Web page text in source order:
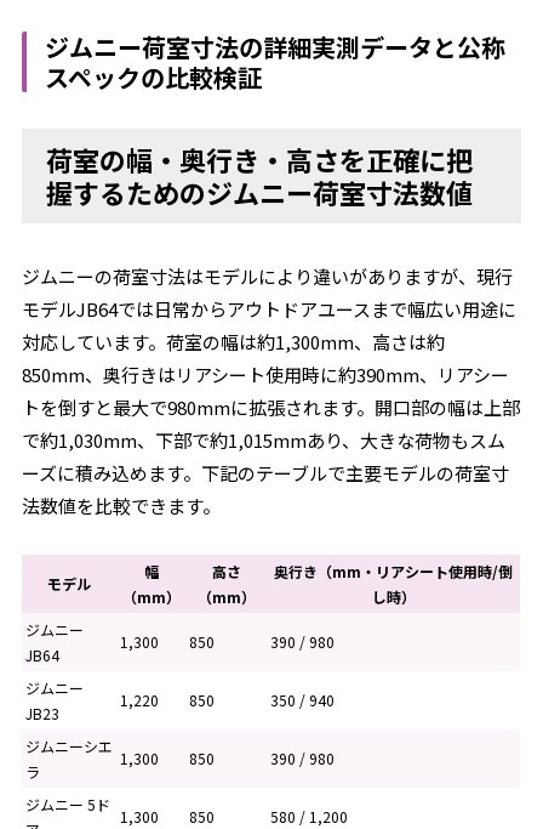
ジムニー荷室寸法の詳細実測データと公称
スペックの比較検証
荷室の幅・奥行き・高さを正確に把
握するためのジムニー荷室寸法数値
ジムニーの荷室寸法はモデルにより違いがありますが、現行
モデルJB64では日常からアウトドアユースまで幅広い用途に
対応しています。荷室の幅は約1,300mm、高さは約
850mm、奥行きはリアシート使用時に約390mm、リアシー
トを倒すと最大で980mmに拡張されます。開口部の幅は上部
で約1,030mm、下部で約1,015mmあり、大きな荷物もスム
ーズに積み込めます。下記のテーブルで主要モデルの荷室寸
法数値を比較できます。
モデル
幅
（mm）
高さ
（mm）
奥行き（mm・リアシート使用時/倒
し時）
ジムニー
JB64
1,300 850 390 / 980
ジムニー
JB23
1,220 850 350 / 940
ジムニーシエ
ラ
1,300 850 390 / 980
ジムニー 5ド
1,300 850 580 / 1,200